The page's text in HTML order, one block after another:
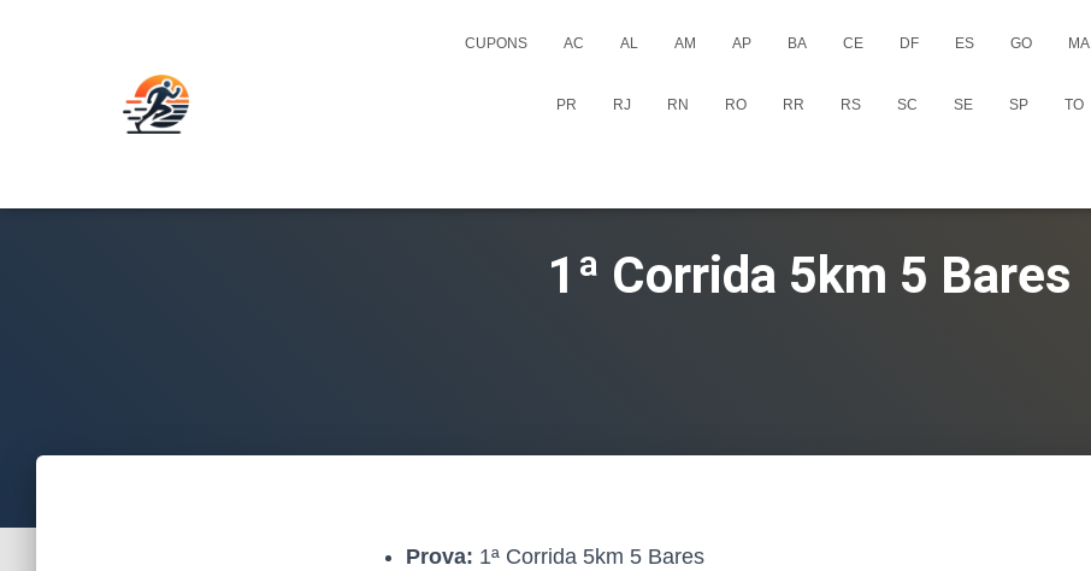
CUPONS AC AL AM AP BA CE DF ES GO MA
PR RJ RN RO RR RS SC SE SP TO
1ª Corrida 5km 5 Bares
Prova: 1ª Corrida 5km 5 Bares